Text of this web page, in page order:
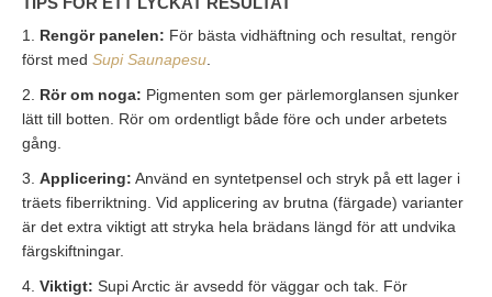
1. Rengör panelen: För bästa vidhäftning och resultat, rengör
först med Supi Saunapesu
2. Rör om noga: Pigmenten som ger pärlemorglansen sjunker
lätt till botten. Rör om ordentligt både före och under arbetets
gång.
3. Applicering: Använd en syntetpensel och stryk på ett lager i
träets fiberriktning. Vid applicering av brutna (färgade) varianter
är det extra viktigt att stryka hela brädans längd för att undvika
färgskiftningar.
4. Viktigt: Supi Arctic är avsedd för väggar och tak. För